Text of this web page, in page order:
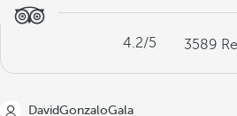
4.2/5 3589
DavidGonzaloGala